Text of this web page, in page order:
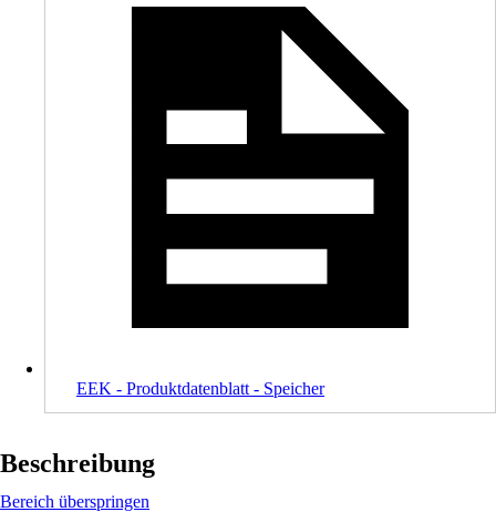
EEK - Produktdatenblatt - Speicher
Beschreibung
Bereich überspringen